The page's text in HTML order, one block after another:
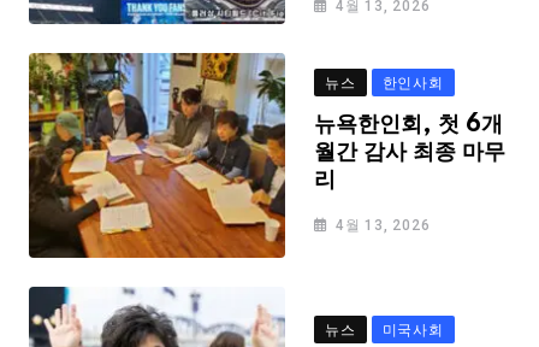
4월 13, 2026
뉴스 한인사회
뉴욕한인회, 첫 6개
월간 감사 최종 마무
리
4월 13, 2026
뉴스 미국사회